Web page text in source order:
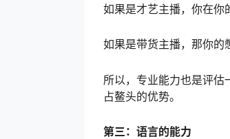
如果是才艺主播，你在你
如果是带货主播，那你的
所以，专业能力也是评
占鳌头的优势。
第三：语言的能力